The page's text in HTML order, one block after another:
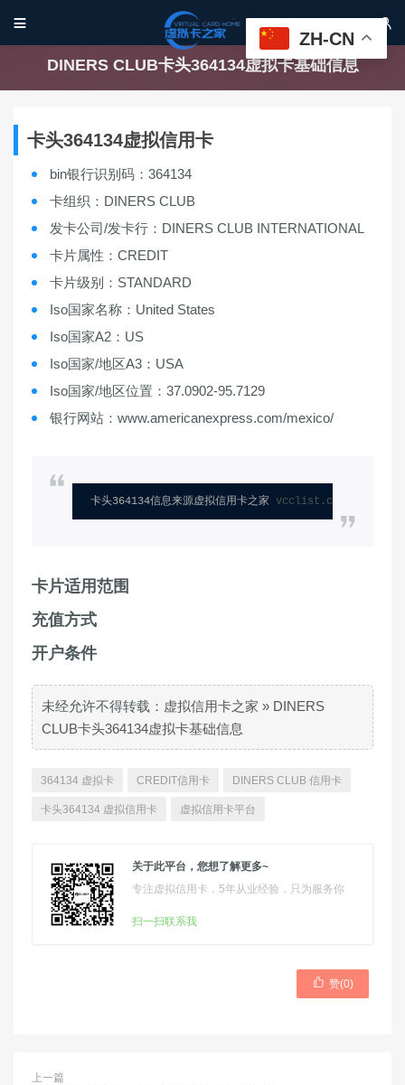
 
DINERS CLUB卡头364134虚拟卡基础信息
卡头364134虚拟信用卡
bin银行识别码：364134
卡组织：DINERS CLUB
发卡公司/发卡行：DINERS CLUB INTERNATIONAL
卡片属性：CREDIT
卡片级别：STANDARD
Iso国家名称：United States
Iso国家A2：US
Iso国家/地区A3：USA
Iso国家/地区位置：37.0902-95.7129
银行网站：www.americanexpress.com/mexico/
卡头364134信息来源虚拟信用卡之家 vcclist.com
卡片适用范围
充值方式
开户条件
未经允许不得转载： 虚拟信用卡之家 » DINERS
CLUB卡头364134虚拟卡基础信息
364134 虚拟卡 CREDIT信用卡 DINERS CLUB 信用卡
卡头364134 虚拟信用卡 虚拟信用卡平台
关于此平台，您想了解更多~
专注虚拟信用卡，5年从业经验，只为服务你
扫一扫联系我
 赞(0)
上一篇
ZH-CN